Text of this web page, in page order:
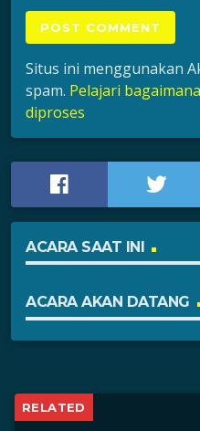
Situs ini menggunakan
spam. Pelajari
diproses
ACARA SAAT INI
ACARA AKAN DATANG
RELATED